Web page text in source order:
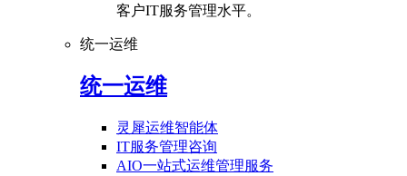
客户IT服务管理水平。
统一运维
统一运维
灵犀运维智能体
IT服务管理咨询
AIO一站式运维管理服务